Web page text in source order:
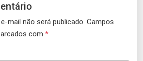
mail não será publicado. Campos
com *